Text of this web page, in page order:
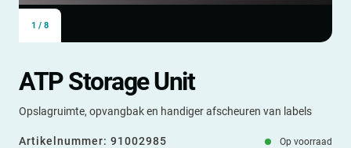
1 / 8
ATP Storage Unit
Opslagruimte, opvangbak en handiger afscheuren van labels
Artikelnummer: 91002985 Op voorraad